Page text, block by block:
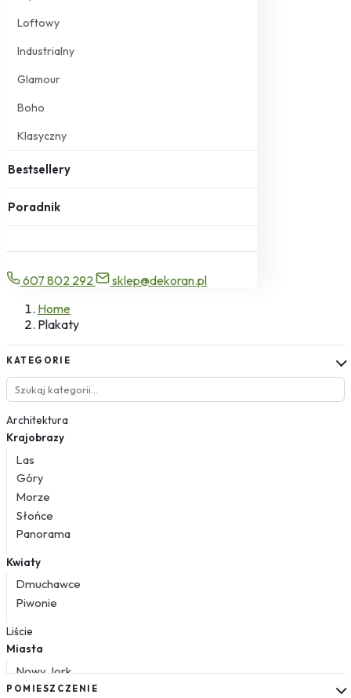
Loftowy
Industrialny
Glamour
Boho
Klasyczny
Bestsellery
Poradnik
607 802 292
sklep@dekoran.pl
Home
Plakaty
KATEGORIE
Architektura
Krajobrazy
Las
Góry
Morze
Słońce
Panorama
Kwiaty
Dmuchawce
Piwonie
Liście
Miasta
Nowy Jork
Paryż
POMIESZCZENIE